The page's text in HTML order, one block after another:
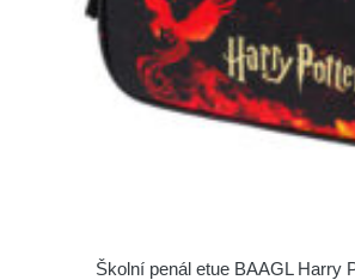
Školní penál etue BAAGL Harry